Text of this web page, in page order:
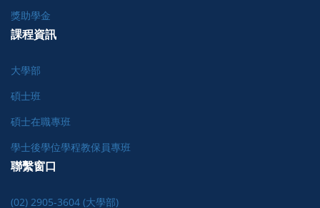
獎助學金
課程資訊
大學部
碩士班
碩士在職專班
學士後學位學程教保員專班
聯繫窗口
(02) 2905-3604 (大學部)